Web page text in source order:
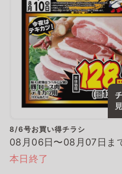
8/6号お買い得チラシ
08月06日〜08月07日ま
本日終了